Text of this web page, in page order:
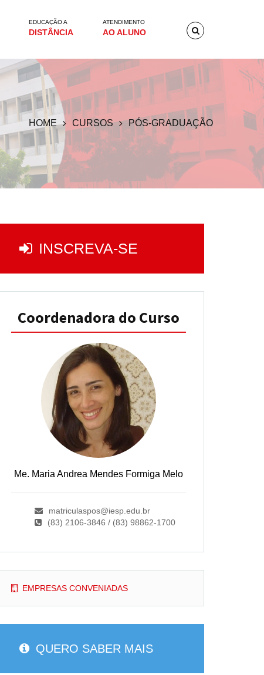
EDUCAÇÃO A
DISTÂNCIA
ATENDIMENTO
AO ALUNO
HOME CURSOS PÓS-GRADUAÇÃO
INSCREVA-SE
Coordenadora do Curso
Me. Maria Andrea Mendes Formiga Melo
matriculaspos@iesp.edu.br
(83) 2106-3846 / (83) 98862-1700
EMPRESAS CONVENIADAS
QUERO SABER MAIS